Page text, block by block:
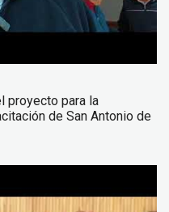
proyecto para la
de San Antonio de